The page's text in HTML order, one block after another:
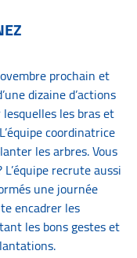
prochain et
dizaine d’actions
les bras et
coordinatrice
les arbres. Vous
recrute aussi
une journée
encadrer les
les bons gestes et